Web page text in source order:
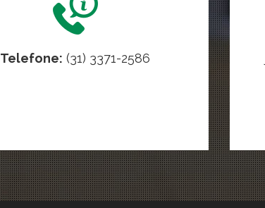
Telefone: (31) 3371-2586